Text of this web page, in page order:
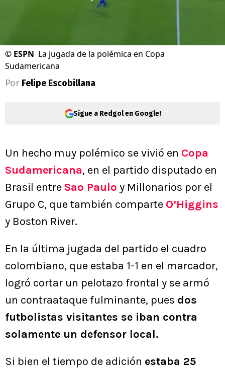
© ESPN La jugada de la polémica en Copa
Sudamericana
Por Felipe Escobillana
Sigue a Redgol en Google!
Un hecho muy polémico se vivió en Copa
Sudamericana, en el partido disputado en
Brasil entre Sao Paulo y Millonarios por el
Grupo C, que también comparte O’Higgins
y Boston River.
En la última jugada del partido el cuadro
colombiano, que estaba 1-1 en el marcador,
logró cortar un pelotazo frontal y se armó
un contraataque fulminante, pues dos
futbolistas visitantes se iban contra
solamente un defensor local.
Si bien el tiempo de adición estaba 25